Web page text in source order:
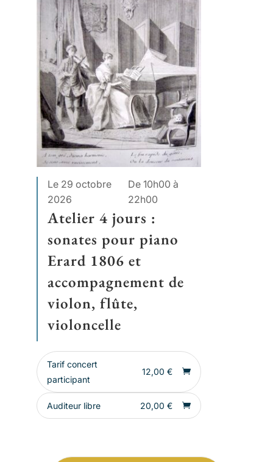
Le 29 octobre
2026
De 10h00 à
22h00
Atelier 4 jours :
sonates pour piano
Erard 1806 et
accompagnement de
violon, flûte,
violoncelle
Tarif concert
participant
12,00 €
Auditeur libre 20,00 €